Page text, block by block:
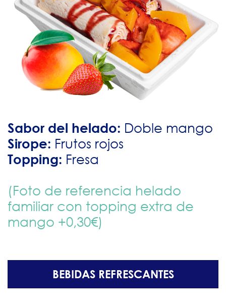
Sabor del helado: Doble mango
Sirope: Frutos rojos
Topping: Fresa
(Foto de referencia helado
familiar con topping extra de
mango +0,30€)
BEBIDAS REFRESCANTES